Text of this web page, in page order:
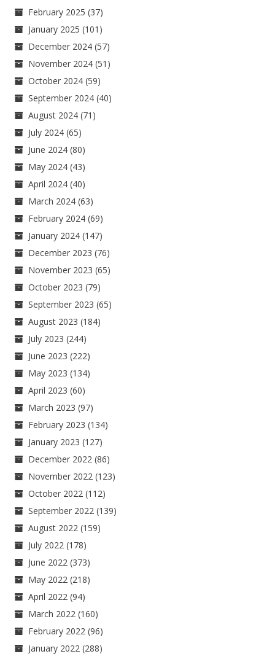
February 2025 (37)
January 2025 (101)
December 2024 (57)
November 2024 (51)
October 2024 (59)
September 2024 (40)
August 2024 (71)
July 2024 (65)
June 2024 (80)
May 2024 (43)
April 2024 (40)
March 2024 (63)
February 2024 (69)
January 2024 (147)
December 2023 (76)
November 2023 (65)
October 2023 (79)
September 2023 (65)
August 2023 (184)
July 2023 (244)
June 2023 (222)
May 2023 (134)
April 2023 (60)
March 2023 (97)
February 2023 (134)
January 2023 (127)
December 2022 (86)
November 2022 (123)
October 2022 (112)
September 2022 (139)
August 2022 (159)
July 2022 (178)
June 2022 (373)
May 2022 (218)
April 2022 (94)
March 2022 (160)
February 2022 (96)
January 2022 (288)